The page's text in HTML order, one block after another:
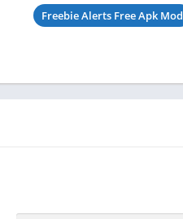
Freebie Alerts Free Apk Mod